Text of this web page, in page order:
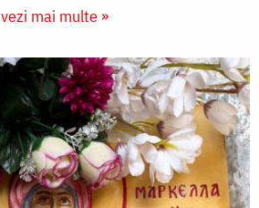
vezi mai multe »